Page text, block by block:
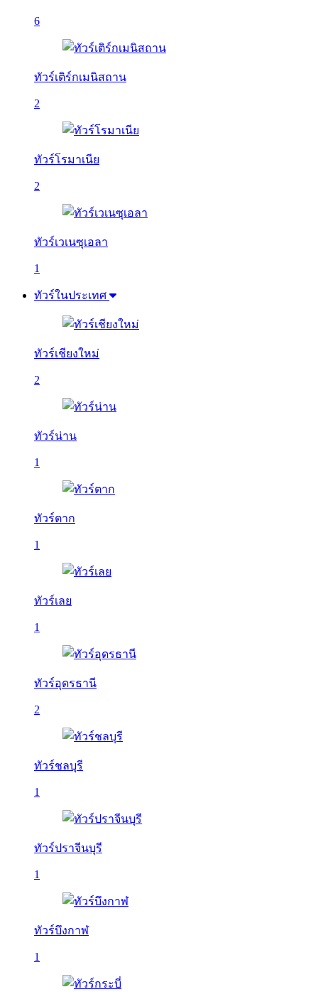
6
ทัวร์เติร์กเมนิสถาน
2
ทัวร์โรมาเนีย
2
ทัวร์เวเนซุเอลา
1
ทัวร์ในประเทศ
ทัวร์เชียงใหม่
2
ทัวร์น่าน
1
ทัวร์ตาก
1
ทัวร์เลย
1
ทัวร์อุดรธานี
2
ทัวร์ชลบุรี
1
ทัวร์ปราจีนบุรี
1
ทัวร์บึงกาฬ
1